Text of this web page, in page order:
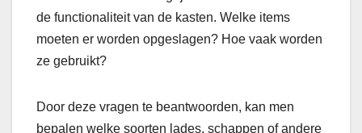
de functionaliteit van de kasten. Welke items
moeten er worden opgeslagen? Hoe vaak worden
ze gebruikt?
Door deze vragen te beantwoorden, kan men
bepalen welke soorten lades, schappen of andere